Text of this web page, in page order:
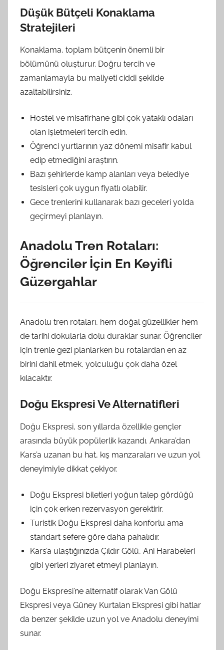
Düşük Bütçeli Konaklama
Stratejileri
Konaklama, toplam bütçenin önemli bir
bölümünü oluşturur. Doğru tercih ve
zamanlamayla bu maliyeti ciddi şekilde
azaltabilirsiniz.
Hostel ve misafirhane gibi çok yataklı odaları
olan işletmeleri tercih edin.
Öğrenci yurtlarının yaz dönemi misafir kabul
edip etmediğini araştırın.
Bazı şehirlerde kamp alanları veya belediye
tesisleri çok uygun fiyatlı olabilir.
Gece trenlerini kullanarak bazı geceleri yolda
geçirmeyi planlayın.
Anadolu Tren Rotaları:
Öğrenciler İçin En Keyifli
Güzergahlar
Anadolu tren rotaları, hem doğal güzellikler hem
de tarihi dokularla dolu duraklar sunar. Öğrenciler
için trenle gezi planlarken bu rotalardan en az
birini dahil etmek, yolculuğu çok daha özel
kılacaktır.
Doğu Ekspresi Ve Alternatifleri
Doğu Ekspresi, son yıllarda özellikle gençler
arasında büyük popülerlik kazandı. Ankara’dan
Kars’a uzanan bu hat, kış manzaraları ve uzun yol
deneyimiyle dikkat çekiyor.
Doğu Ekspresi biletleri yoğun talep gördüğü
için çok erken rezervasyon gerektirir.
Turistik Doğu Ekspresi daha konforlu ama
standart sefere göre daha pahalıdır.
Kars’a ulaştığınızda Çıldır Gölü, Ani Harabeleri
gibi yerleri ziyaret etmeyi planlayın.
Doğu Ekspresi’ne alternatif olarak Van Gölü
Ekspresi veya Güney Kurtalan Ekspresi gibi hatlar
da benzer şekilde uzun yol ve Anadolu deneyimi
sunar.